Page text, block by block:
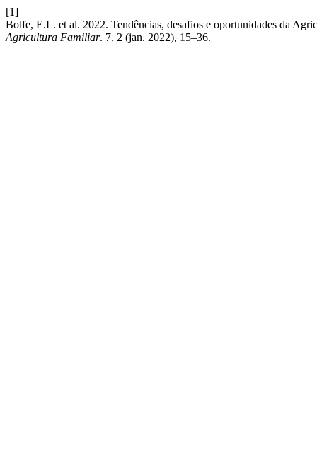
[1]
Bolfe, E.L. et al. 2022. Tendências, desafios e oportunidades da
Agricultura Familiar. 7, 2 (jan. 2022), 15–36.